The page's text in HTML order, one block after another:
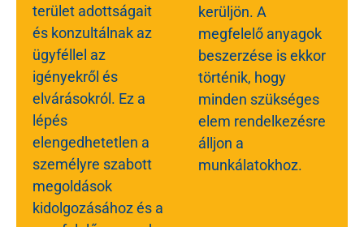
terület adottságait
és konzultálnak az
ügyféllel az
igényekről és
elvárásokról. Ez a
lépés
elengedhetetlen a
személyre szabott
megoldások
kidolgozásához és a
kerüljön. A
megfelelő anyagok
beszerzése is ekkor
történik, hogy
minden szükséges
elem rendelkezésre
álljon a
munkálatokhoz.